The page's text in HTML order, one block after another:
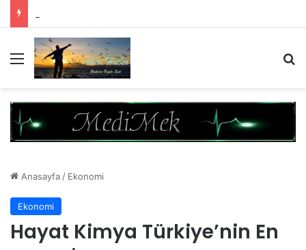
Menü
Anasayfa / Ekonomi
Ekonomi
Hayat Kimya Türkiye’nin En